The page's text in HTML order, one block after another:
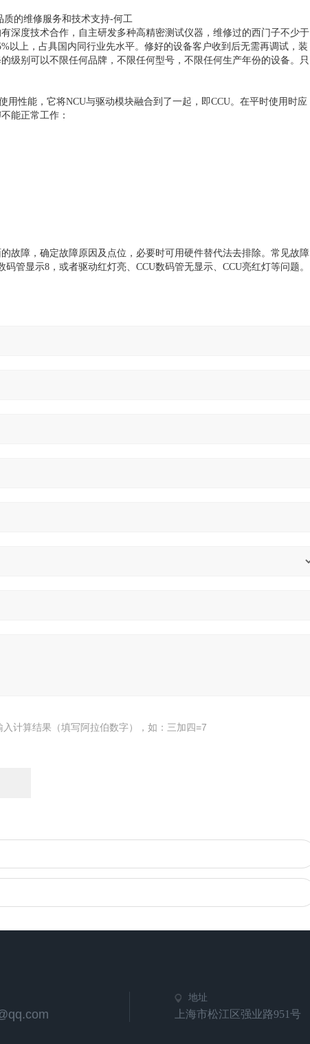
的维修服务和技术支持-何工
深度技术合作，自主研发多种高精密测试仪器，维修过的西门子不少于
以上，占具国内同行业先水平。修好的设备客户收到后无需再调试，装
级别可以不限任何品牌，不限任何型号，不限任何生产年份的设备。只
性能，它将NCU与驱动模块融合到了一起，即CCU。在平时使用时应
能正常工作：
故障，确定故障原因及点位，必要时可用硬件替代法去排除。常见故障
管显示8，或者驱动红灯亮、CCU数码管无显示、CCU亮红灯等问题。
入计算结果（填写阿拉伯数字），如：三加四=7
地址
上海市松江区强业路951号